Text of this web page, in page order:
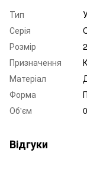
Тип
Серія
Розмір
Призначення
Матеріал
Форма
Об'єм
Відгуки